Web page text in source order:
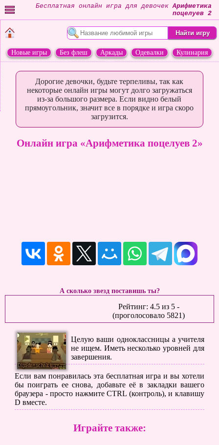
Бесплатная онлайн игра для девочекАрифметика
поцелуев 2
Новые игры Без флеш Аркады Одевалки
Кулинария
Дорогие девочки, будьте терпеливы, так как
некоторые онлайн игры могут долго загружаться
из-за большого размера. Если видно белый
прямоугольник, значит все в порядке и игра скоро
загрузится.
Онлайн игра «Арифметика поцелуев 2»
А сколько звезд поставишь ты?
Рейтинг: 4.5из 5-
(проголосовало 5821)
Целую ваши одноклассницы а учителя
не ищем. Иметь несколько уровней для
завершения.
Если вам понравилась эта бесплатная игра и вы хотели
бы поиграть ее снова, добавьте её в закладки вашего
браузера - просто нажмите CTRL (контроль), и клавишу
D вместе.
Играйте также: